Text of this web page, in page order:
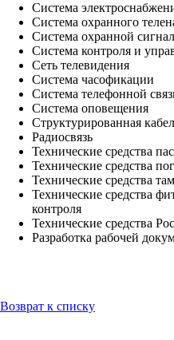
Система
Система охранного
Система охранной
Система контроля и
Сеть телевидения
Система часофикации
Система телефонной
Система оповещения
Структурированная
Радиосвязь
Технические средства
Технические средства
Технические средства
Технические средства
контроля
Технические средства
Разработка рабочей
Возврат к списку